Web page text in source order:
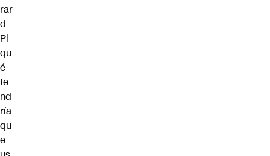
rar
d
Pi
qu
é
te
nd
ría
qu
e